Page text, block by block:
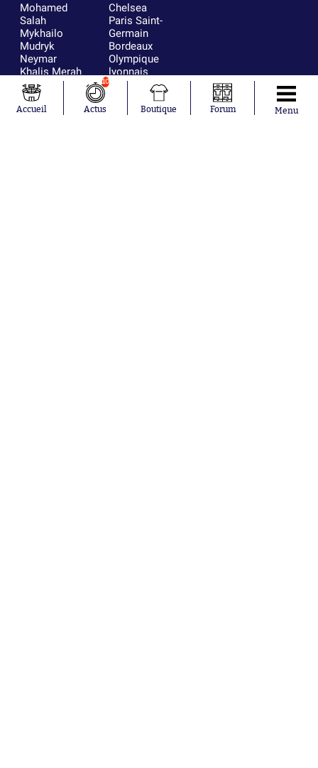
Mohamed
Salah
Mykhailo
Mudryk
Neymar
Khalis Merah
Loïs Openda
Moussa
Niakhaté
Chelsea
Paris Saint-
Germain
Bordeaux
Olympique
lyonnais
FIFA
Real Madrid
RC Strasbourg
Accueil
10
Actus Boutique Forum Menu